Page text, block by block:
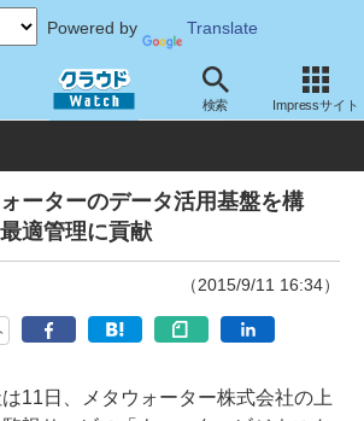
Powered by Translate
検索 Impressサイト
ク 導入事例 その他
ーターのデータ活用基盤を構
適管理に貢献
（2015/9/11 16:34）
11日、メタウォーター株式会社の上